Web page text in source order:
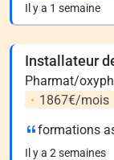
Il y a 1 semaine
Installateur
Pharmat/
1867€/mois
formations
Il y a 2 semaines